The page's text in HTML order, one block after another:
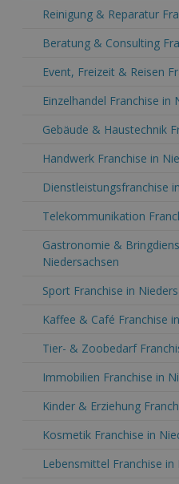
Reinigung & Reparatur
Beratung & Consulting
Event, Freizeit & Reisen
Einzelhandel Franchise in
Gebäude & Haustechnik
Handwerk Franchise in
Dienstleistungsfranchise
Telekommunikation
Gastronomie &
Niedersachsen
Sport Franchise in
Kaffee & Café Franchise
Tier- & Zoobedarf
Immobilien Franchise in
Kinder & Erziehung
Kosmetik Franchise in
Lebensmittel Franchise in